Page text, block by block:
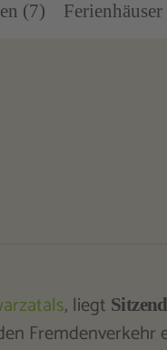
(7)
, liegt
Fremdenverkehr